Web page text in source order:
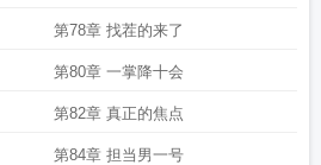
第78章 找茬的来了
第80章 一掌降十会
第82章 真正的焦点
第84章 担当男一号